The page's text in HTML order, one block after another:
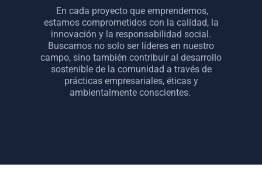
En cada proyecto que emprendemos,
estamos comprometidos con la calidad, la
innovación y la responsabilidad social.
Buscamos no solo ser líderes en nuestro
campo, sino también contribuir al desarrollo
sostenible de la comunidad a través de
prácticas empresariales, éticas y
ambientalmente conscientes.